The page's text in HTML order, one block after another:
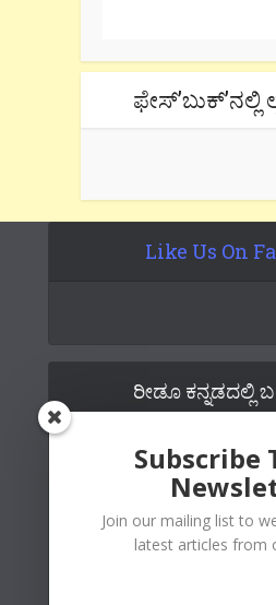
Like Us On
ರೀಡೂ ಕನ್ನಡದಲ್ಲಿ
Subscribe
Join our mailing list to
latest articles from